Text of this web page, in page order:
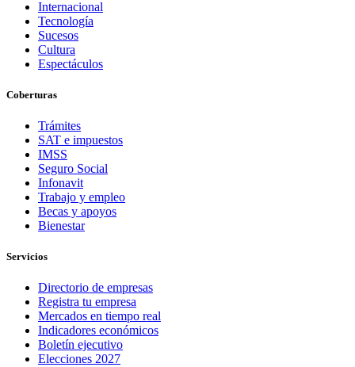
Internacional
Tecnología
Sucesos
Cultura
Espectáculos
Coberturas
Trámites
SAT e impuestos
IMSS
Seguro Social
Infonavit
Trabajo y empleo
Becas y apoyos
Bienestar
Servicios
Directorio de empresas
Registra tu empresa
Mercados en tiempo real
Indicadores económicos
Boletín ejecutivo
Elecciones 2027